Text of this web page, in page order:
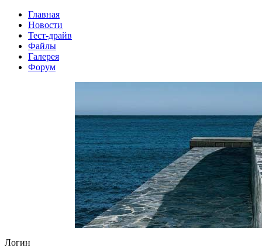
Главная
Новости
Тест-драйв
Файлы
Галерея
Форум
Логин